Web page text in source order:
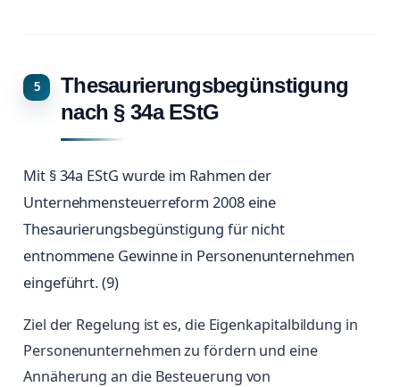
Thesaurierungsbegünstigung
nach § 34a EStG
Mit § 34a EStG wurde im Rahmen der
Unternehmensteuerreform 2008 eine
Thesaurierungsbegünstigung für nicht
entnommene Gewinne in Personenunternehmen
eingeführt. (9)
Ziel der Regelung ist es, die Eigenkapitalbildung in
Personenunternehmen zu fördern und eine
Annäherung an die Besteuerung von